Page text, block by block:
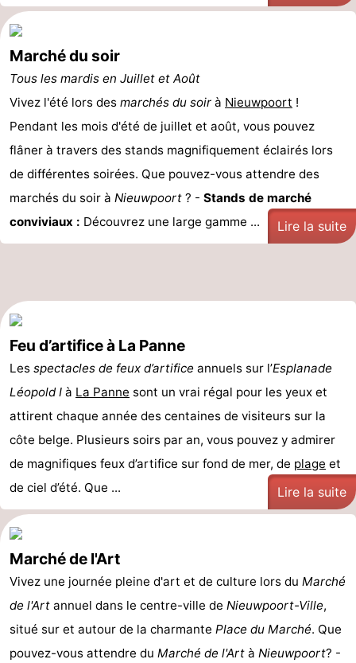
Marché du soir
Tous les mardis en Juillet et Août
Vivez l'été lors des marchés du soir à Nieuwpoort !
Pendant les mois d'été de juillet et août, vous pouvez
flâner à travers des stands magnifiquement éclairés lors
de différentes soirées. Que pouvez-vous attendre des
marchés du soir à Nieuwpoort ? - Stands de marché
conviviaux : Découvrez une large gamme ... Lire la suite
Feu d’artifice à La Panne
Les spectacles de feux d’artifice annuels sur l’Esplanade
Léopold I à La Panne sont un vrai régal pour les yeux et
attirent chaque année des centaines de visiteurs sur la
côte belge. Plusieurs soirs par an, vous pouvez y admirer
de magnifiques feux d’artifice sur fond de mer, de plage et
de ciel d’été. Que ...
Lire la suite
Marché de l'Art
Vivez une journée pleine d'art et de culture lors du Marché
de l'Art annuel dans le centre-ville de Nieuwpoort-Ville,
situé sur et autour de la charmante Place du Marché. Que
pouvez-vous attendre du Marché de l'Art à Nieuwpoort? -